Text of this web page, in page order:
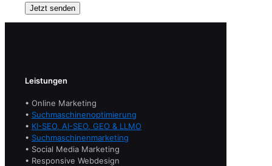
Leistungen
• Online Marketing
• Suchmaschinenoptimierung
• KI-SEO, AI-SEO, GEO & LLMO
• Suchmaschinenmarketing
• Social Media Marketing
• Responsive Webdesign